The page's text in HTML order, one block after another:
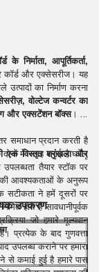
के निर्माता, आपूर्तिकर्ता,
कॉर्ड और एक्सेसरीज। यह
का निर्माण करना
वोल्टेज कन्वर्टर का
और एक्सटेंशन बॉक्स।
समाधान प्रदान करती है
में जगह बनाई है घरेलू
तैयार स्टॉक पर
आवश्यकताओं के अनुरूप
सटीकता ने हमें दूसरों पर
होते हैं सावधानीपूर्वक
जो हमारे मूल्यवान
है। प्रत्येक के बाद गुणवत्ता
उपलब्ध कराने पर हमारा
से कमाई हुई है हमारे पास
एक विस्तृत श्रृंखला और
उपकरण